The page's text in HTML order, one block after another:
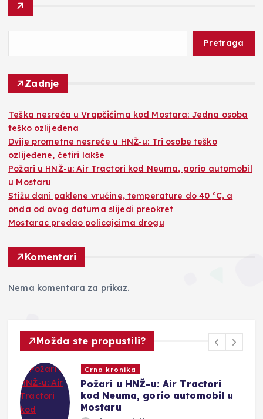
Pretraga
Zadnje
Teška nesreća u Vrapčićima kod Mostara: Jedna osoba
teško ozlijeđena
Dvije prometne nesreće u HNŽ-u: Tri osobe teško
ozlijeđene, četiri lakše
Požari u HNŽ-u: Air Tractori kod Neuma, gorio automobil
u Mostaru
Stižu dani paklene vrućine, temperature do 40 °C, a
onda od ovog datuma slijedi preokret
Mostarac predao policajcima drogu
Komentari
Nema komentara za prikaz.
Možda ste propustili?
Crna kronika
Požari u HNŽ-u: Air Tractori
kod Neuma, gorio automobil u
Mostaru